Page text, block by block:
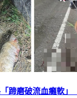
「蹄磨破流血癱軟